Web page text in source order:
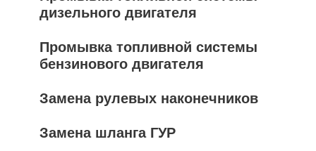
дизельного двигателя
Промывка топливной системы
бензинового двигателя
Замена рулевых наконечников
Замена шланга ГУР